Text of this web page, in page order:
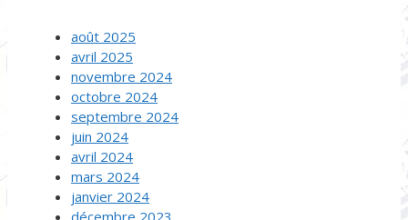
août 2025
avril 2025
novembre 2024
octobre 2024
septembre 2024
juin 2024
avril 2024
mars 2024
janvier 2024